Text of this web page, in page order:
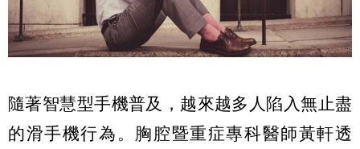
隨著智慧型手機普及，越來越多人陷入無止盡
的滑手機行為。胸腔暨重症專科醫師黃軒透